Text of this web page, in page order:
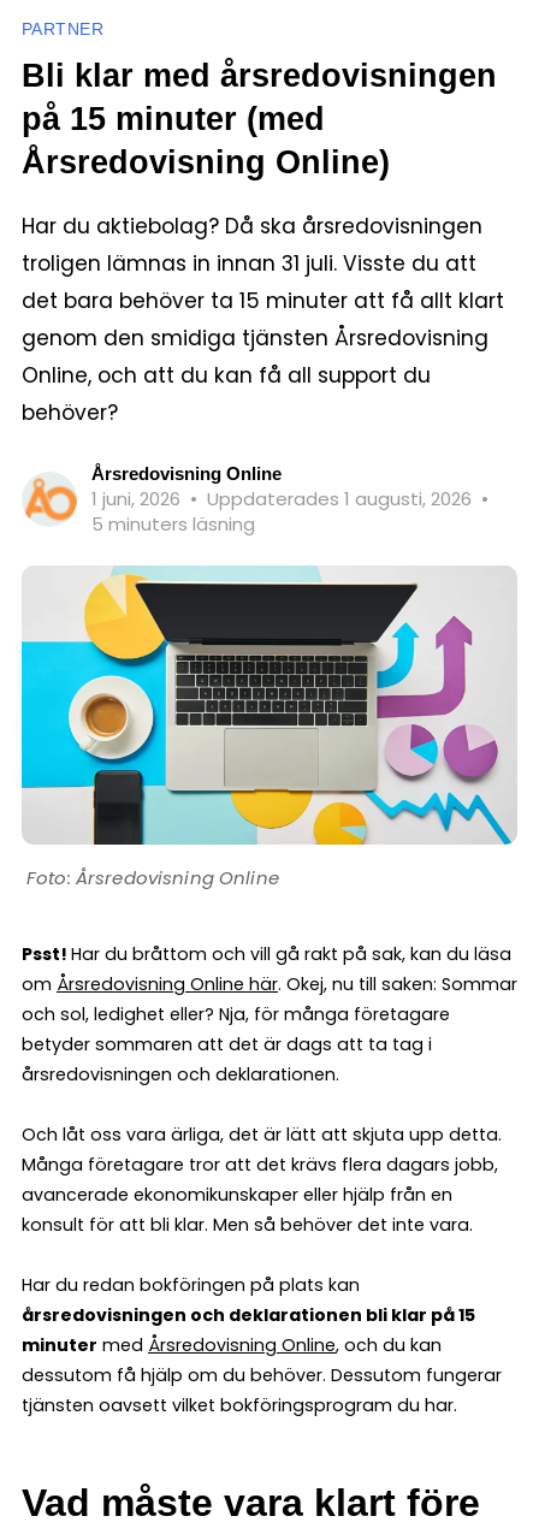
PARTNER
Bli klar med årsredovisningen
på 15 minuter (med
Årsredovisning Online)
Har du aktiebolag? Då ska årsredovisningen
troligen lämnas in innan 31 juli. Visste du att
det bara behöver ta 15 minuter att få allt klart
genom den smidiga tjänsten Årsredovisning
Online, och att du kan få all support du
behöver?
Årsredovisning Online
1 juni, 2026 • Uppdaterades 1 augusti, 2026 •
5 minuters läsning
Årsredovisning Online
Psst! Har du bråttom och vill gå rakt på sak, kan du läsa
om Årsredovisning Online här. Okej, nu till saken: Sommar
och sol, ledighet eller? Nja, för många företagare
betyder sommaren att det är dags att ta tag i
årsredovisningen och deklarationen.
Och låt oss vara ärliga, det är lätt att skjuta upp detta.
Många företagare tror att det krävs flera dagars jobb,
avancerade ekonomikunskaper eller hjälp från en
konsult för att bli klar. Men så behöver det inte vara.
Har du redan bokföringen på plats kan
årsredovisningen och deklarationen bli klar på 15
minuter med Årsredovisning Online, och du kan
dessutom få hjälp om du behöver. Dessutom fungerar
tjänsten oavsett vilket bokföringsprogram du har.
Vad måste vara klart före